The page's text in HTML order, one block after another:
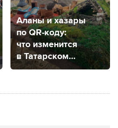
Аланы и хазары
по QR-коду:
что изменится
в Татарском
городище?